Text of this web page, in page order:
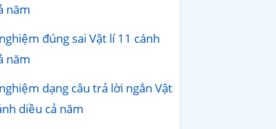
năm
đúng sai Vật lí 11 cánh
năm
dạng câu trả lời ngắn Vật
diều cả năm